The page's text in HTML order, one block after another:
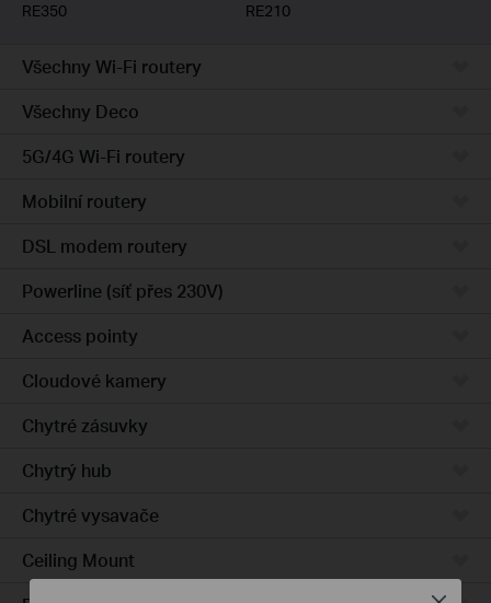
RE350
RE210
Všechny Wi-Fi routery
Všechny Deco
5G/4G Wi-Fi routery
Mobilní routery
DSL modem routery
Powerline (síť přes 230V)
Access pointy
Cloudové kamery
Chytré zásuvky
Chytrý hub
Chytré vysavače
Ceiling Mount